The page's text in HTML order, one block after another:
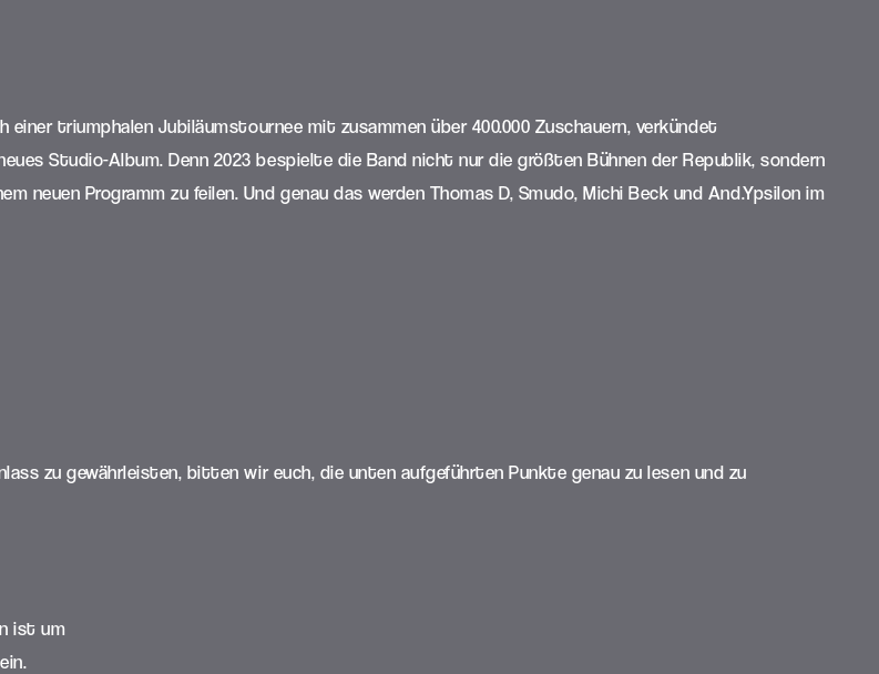
triumphalen Jubiläumstournee mit zusammen über 400.000 Zuschauern, verkündet
Studio-Album. Denn 2023 bespielte die Band nicht nur die größten Bühnen der Republik, sondern
neuen Programm zu feilen. Und genau das werden Thomas D, Smudo, Michi Beck und And.Ypsilon im
zu gewährleisten, bitten wir euch, die unten aufgeführten Punkte genau zu lesen und zu
ist um